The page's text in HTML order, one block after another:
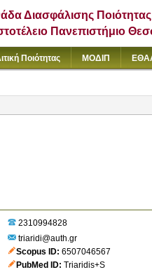
Διασφάλισης Ποιότητας
Πανεπιστήμιο
Ποιότητας ΜΟΔΙΠ
2310994828
triaridi@auth.gr
Scopus ID 6507046567
PubMed ID Triaridis+S